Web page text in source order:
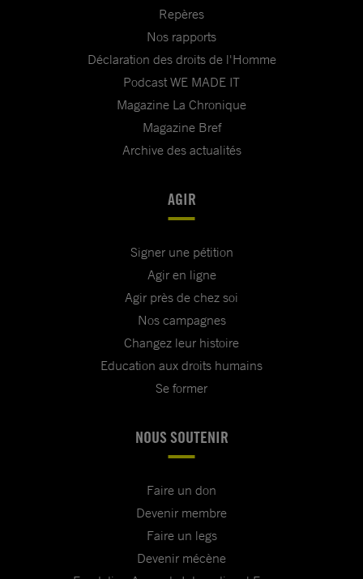
Repères
Nos rapports
Déclaration des droits de l'Homme
Podcast WE MADE IT
Magazine La Chronique
Magazine Bref
Archive des actualités
AGIR
Signer une pétition
Agir en ligne
Agir près de chez soi
Nos campagnes
Changez leur histoire
Education aux droits humains
Se former
NOUS SOUTENIR
Faire un don
Devenir membre
Faire un legs
Devenir mécène